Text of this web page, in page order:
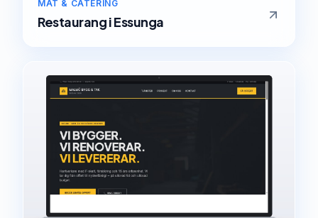
MAT & CATERING
RestaurangiEssunga